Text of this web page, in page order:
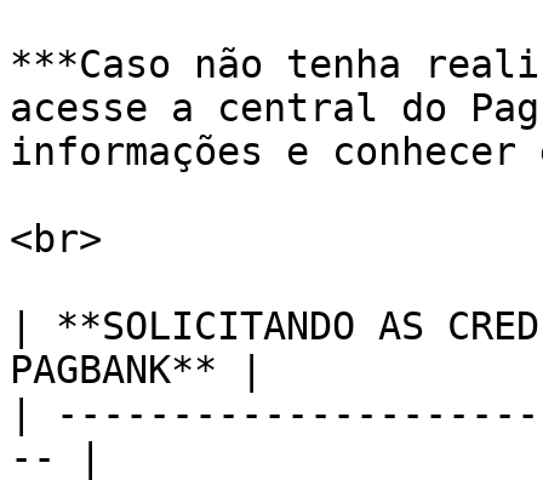
***Caso não tenha
acesse a central do
informações e
<br>
| **SOLICITANDO AS
PAGBANK** |
|
-- |